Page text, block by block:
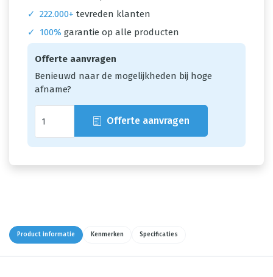
✓ 222.000+ tevreden klanten
✓
100% garantie op alle producten
Offerte aanvragen
Benieuwd naar de mogelijkheden bij hoge
afname?
Offerte aanvragen
Product informatie Kenmerken Specificaties